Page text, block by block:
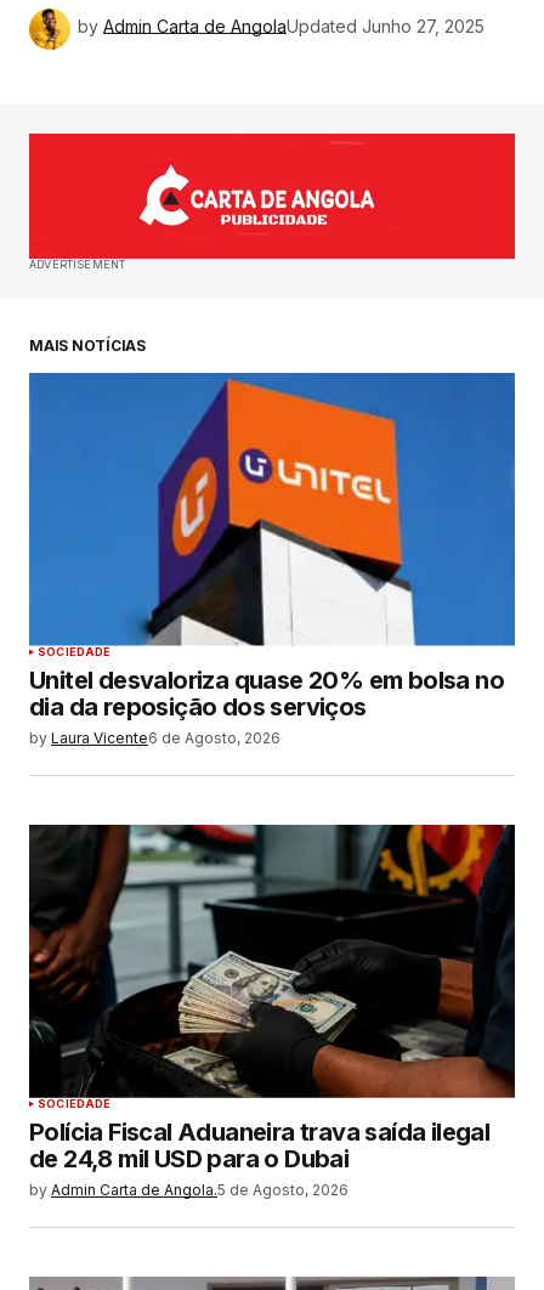
by Admin Carta de AngolaUpdated Junho 27, 2025
ADVERTISEMENT
MAIS NOTÍCIAS
SOCIEDADE
Unitel desvaloriza quase 20% em bolsa no
dia da reposição dos serviços
by Laura Vicente6 de Agosto, 2026
SOCIEDADE
Polícia Fiscal Aduaneira trava saída ilegal
de 24,8 mil USD para o Dubai
by Admin Carta de Angola.5 de Agosto, 2026